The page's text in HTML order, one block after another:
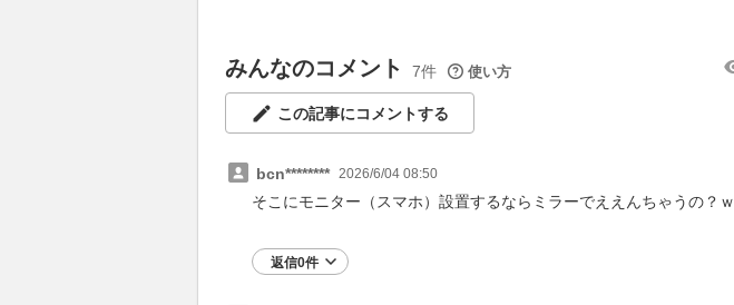
みんなのコメント 7件 使い方
この記事にコメントする
bcn******** 2026/6/04 08:50
そこにモニター（スマホ）設置するならミラーでええんちゃうの？ｗ
返信0件